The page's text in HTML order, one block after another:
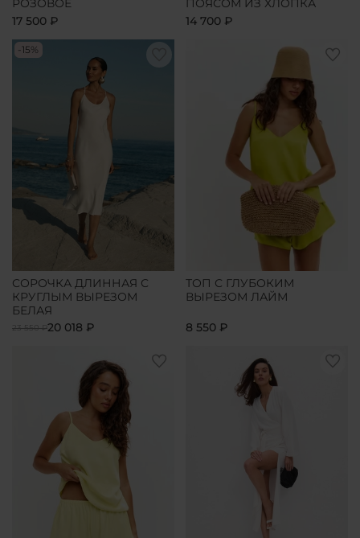
РОЗОВОЕ
17 500 ₽
ПОЯСОМ ИЗ ХЛОПКА
14 700 ₽
-15%
СОРОЧКА ДЛИННАЯ С
КРУГЛЫМ ВЫРЕЗОМ
БЕЛАЯ
23 550 ₽20 018 ₽
ТОП С ГЛУБОКИМ
ВЫРЕЗОМ ЛАЙМ
8 550 ₽